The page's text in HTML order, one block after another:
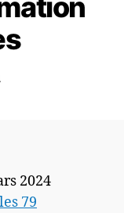
2024
79